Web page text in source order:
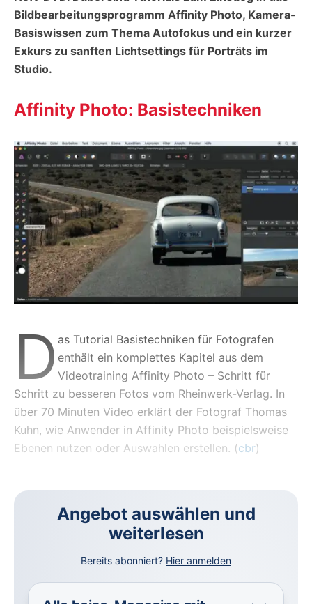
Bildbearbeitungsprogramm Affinity Photo, Kamera-
Basiswissen zum Thema Autofokus und ein kurzer
Exkurs zu sanften Lichtsettings für Porträts im
Studio.
Affinity Photo: Basistechniken
D as Tutorial Basistechniken für Fotografen
enthält ein komplettes Kapitel aus dem
Videotraining Affinity Photo – Schritt für
Schritt zu besseren Fotos vom Rheinwerk-Verlag. In
über 70 Minuten Video erklärt der Fotograf Thomas
Kuhn, wie Anwender in Affinity Photo beispielsweise
Ebenen nutzen oder Auswahlen erstellen. (cbr)
Angebot auswählen und
weiterlesen
Bereits abonniert? Hier anmelden